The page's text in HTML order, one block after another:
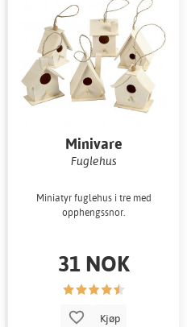
Minivare
Fuglehus
Miniatyr fuglehus i tre med
opphengssnor.
31 NOK
Kjøp